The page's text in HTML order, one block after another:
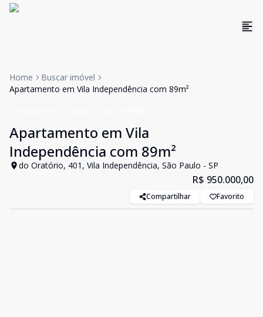
Home
Buscar imóvel
Apartamento em Vila Independência com 89m²
Apartamento em Vila
Independência com 89m²
do Oratório, 401, Vila Independência, São Paulo - SP
R$ 950.000,00
Compartilhar Favorito